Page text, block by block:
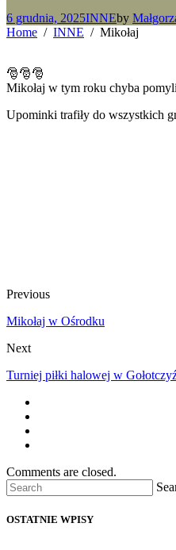
6 grudnia, 2025INNEby
Home
INNE Mikołaj
🎅🎅🎅
Mikołaj w tym roku chyba
Upominki trafiły do wszystkich
Previous
Mikołaj w Ośrodku
Next
Turniej piłki halowej w
Comments are closed.
OSTATNIE WPISY